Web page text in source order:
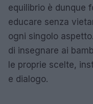
equilibrio è dunque
educare senza
ogni singolo
di insegnare ai
le proprie scelte,
e dialogo.